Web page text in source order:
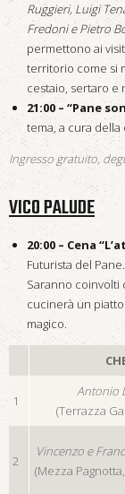
Ruggieri, Luigi
Fredoni e Pietro
permettono ai
territorio come si
cestaio, sertaro e
21:00 – “Pane
tema, a cura della
Ingresso gratuito,
VICO PALUDE
20:00 – Cena
Futurista del Pane.
Saranno coinvolti
cucinerà un
magico.
1
Antonio
(Terrazza
2
Vincenzo e
(Mezza